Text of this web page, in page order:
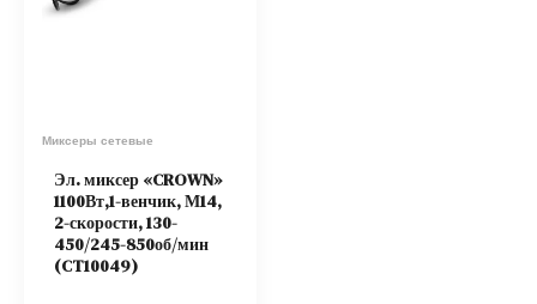
Миксеры сетевые
Эл. миксер «CROWN»
1100Вт,1-венчик, М14,
2-скорости, 130-
450/245-850об/мин
(CT10049)